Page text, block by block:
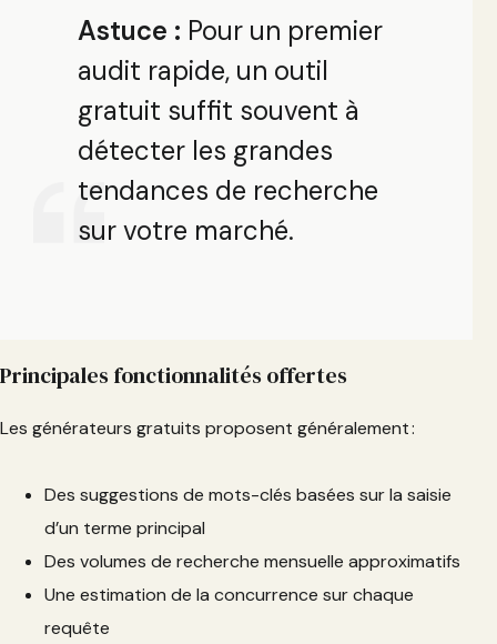
Astuce : Pour un premier
audit rapide, un outil
gratuit suffit souvent à
détecter les grandes
tendances de recherche
sur votre marché.
Principales fonctionnalités offertes
Les générateurs gratuits proposent généralement :
Des suggestions de mots-clés basées sur la saisie
d’un terme principal
Des volumes de recherche mensuelle approximatifs
Une estimation de la concurrence sur chaque
requête